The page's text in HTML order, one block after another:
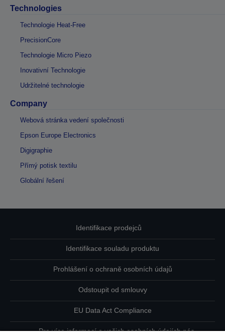
Technologies
Technologie Heat-Free
PrecisionCore
Technologie Micro Piezo
Inovativní Technologie
Udržitelné technologie
Company
Webová stránka vedení společnosti
Epson Europe Electronics
Digigraphie
Přímý potisk textilu
Globální řešení
Identifikace prodejců
Identifikace souladu produktu
Prohlášení o ochraně osobních údajů
Odstoupit od smlouvy
EU Data Act Compliance
Pro více informací o vašich osobních údajích nás